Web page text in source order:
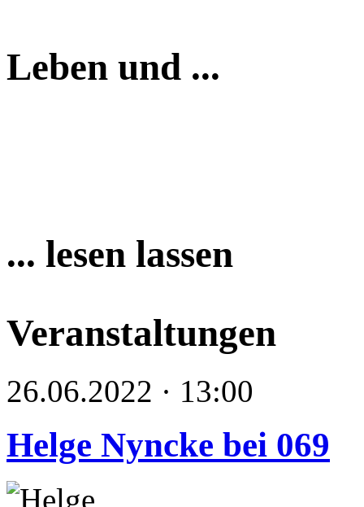
Leben und ...
... lesen lassen
Veranstaltungen
26.06.2022 · 13:00
Helge Nyncke bei 069